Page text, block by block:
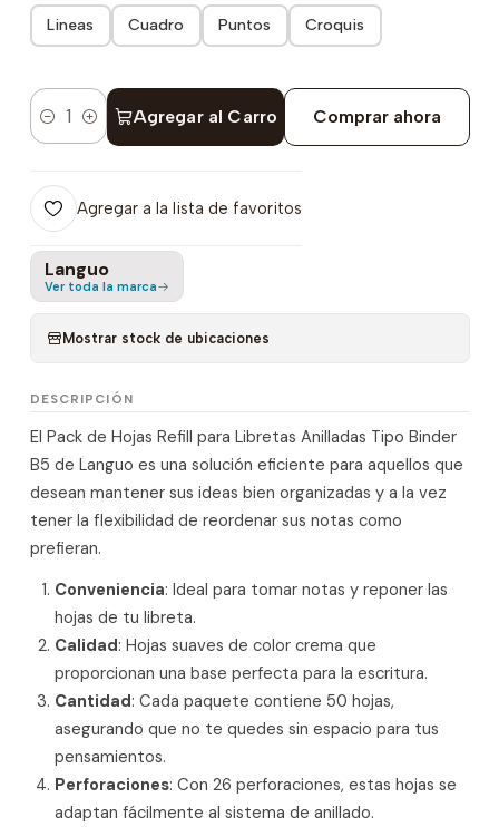
Lineas Cuadro Puntos Croquis
Cantidad Agregar al Carro Comprar ahora
Agregar a la lista de favoritos
Languo
Ver toda la marca
Mostrar stock de ubicaciones
DESCRIPCIÓN
El Pack de Hojas Refill para Libretas Anilladas Tipo Binder
B5 de Languo es una solución eficiente para aquellos que
desean mantener sus ideas bien organizadas y a la vez
tener la flexibilidad de reordenar sus notas como
prefieran.
Conveniencia: Ideal para tomar notas y reponer las
hojas de tu libreta.
Calidad: Hojas suaves de color crema que
proporcionan una base perfecta para la escritura.
Cantidad: Cada paquete contiene 50 hojas,
asegurando que no te quedes sin espacio para tus
pensamientos.
Perforaciones: Con 26 perforaciones, estas hojas se
adaptan fácilmente al sistema de anillado.